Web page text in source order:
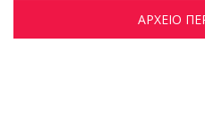
ΑΡΧΕΙΟ